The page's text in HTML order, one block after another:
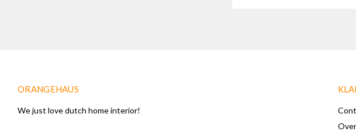
ORANGEHAUS
We just love dutch home interior!